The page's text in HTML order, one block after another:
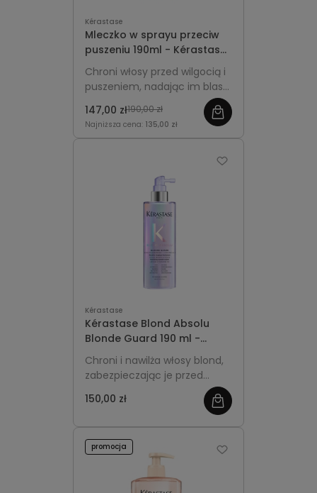
Kérastase
Mleczko w sprayu przeciw
puszeniu 190ml - Kérastase
Gloss Absolu Anti-Frizz
Glaze
Chroni włosy przed wilgocią i
puszeniem, nadając im blask,
miękkość i gładką strukturę.
147,00 zł190,00 zł
Najniższa cena: 135,00 zł
Kérastase
Kérastase Blond Absolu
Blonde Guard 190 ml -
spray ochronno-
nawilżający do włosów
blond bez spłukiwania
Chroni i nawilża włosy blond,
zabezpieczając je przed
wysoką temperaturą, UV,
chlorem, słoną wodą i
150,00 zł
promocja